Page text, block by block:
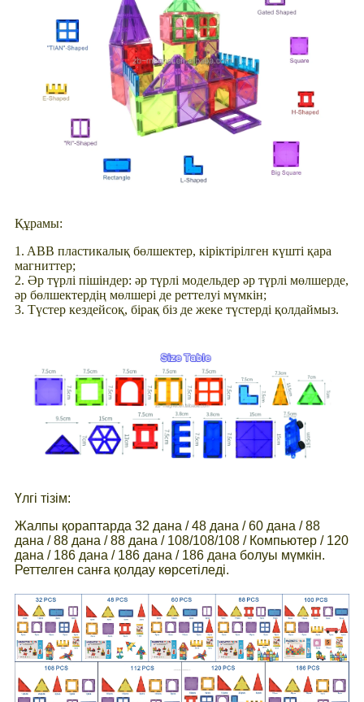
Құрамы:
1. ABB пластикалық бөлшектер, кіріктірілген күшті қара
магниттер;
2. Әр түрлі пішіндер: әр түрлі модельдер әр түрлі мөлшерде,
әр бөлшектердің мөлшері де реттелуі мүмкін;
3. Түстер кездейсоқ, бірақ біз де жеке түстерді қолдаймыз.
Үлгі тізім:
Жалпы қораптарда 32 дана / 48 дана / 60 дана / 88
дана / 88 дана / 88 дана / 108/108/108 / Компьютер / 120
дана / 186 дана / 186 дана / 186 дана болуы мүмкін.
Реттелген санға қолдау көрсетіледі.